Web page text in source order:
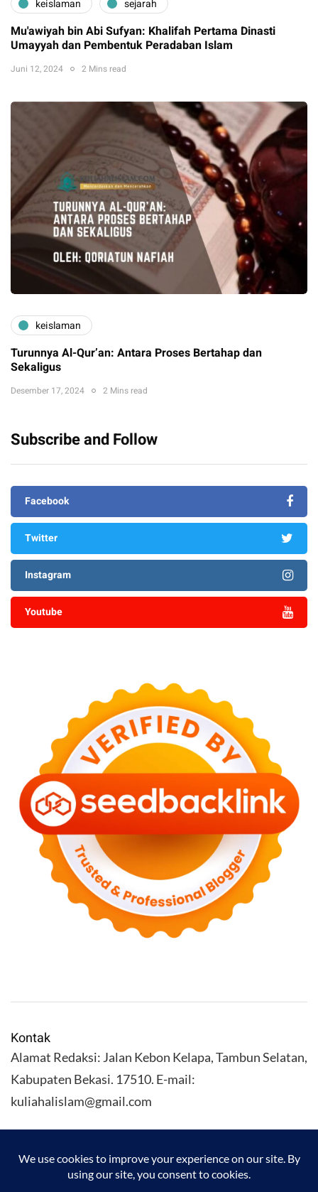
keislaman sejarah
Mu'awiyah bin Abi Sufyan: Khalifah Pertama Dinasti
Umayyah dan Pembentuk Peradaban Islam
Juni 12, 2024 2 Mins read
keislaman
Turunnya Al-Qur’an: Antara Proses Bertahap dan
Sekaligus
Desember 17, 2024 2 Mins read
Subscribe and Follow
Facebook
Twitter
Instagram
Youtube
Kontak
Alamat Redaksi: Jalan Kebon Kelapa, Tambun Selatan,
Kabupaten Bekasi. 17510. E-mail:
kuliahalislam@gmail.com